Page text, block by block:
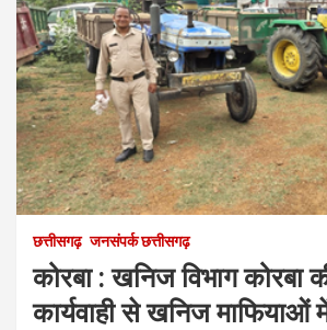
छत्तीसगढ़ जनसंपर्क छत्तीसगढ़
कोरबा : खनिज विभाग कोरबा
कार्यवाही से खनिज माफियाओं